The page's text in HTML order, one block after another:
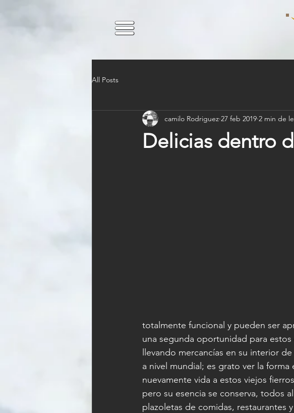
All Posts
Delicias dentro
camilo Rodriguez 27 feb 2019 2 min de
totalmente funcional y pueden ser
una segunda oportunidad para
llevando mercancías en su interior
a nivel mundial; es grato ver la
nuevamente vida a estos viejos
pero su esencia se conserva, todos
plazoletas de comidas, restaurantes